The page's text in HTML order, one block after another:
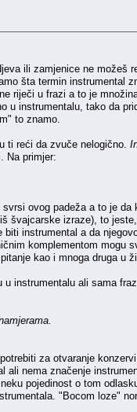
ili zamjenice ne možeš
šta termin instrumental
riječi u frazi a to je
instrumentalu, tako da
to znamo.
ti reći da zvuče nelogično.
Na primjer:
ovog padeža a to je
švajcarske izraze), to
instrumental a da
komplementom
kao i mnoga druga u
instrumentalu ali sama
za otvaranje
nema značenje
pojedinost o tom
"Bocom loze"